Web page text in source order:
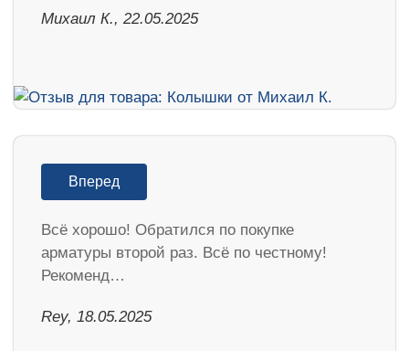
Михаил К., 22.05.2025
Вперед
Всё хорошо! Обратился по покупке
арматуры второй раз. Всё по честному!
Рекоменд…
Rey, 18.05.2025